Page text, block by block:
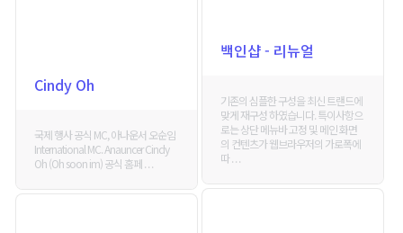
Cindy Oh
국제 행사 공식 MC, 아나운서 오순임
International MC. Anauncer Cindy
Oh (Oh soon im) 공식 홈페 . . .
백인샵 - 리뉴얼
기존의 심플한 구성을 최신 트랜드에
맞게 재구성 하였습니다. 특이사항으
로는 상단 메뉴바 고정 및 메인 화면
의 컨텐츠가 웹브라우저의 가로폭에
따 . . .